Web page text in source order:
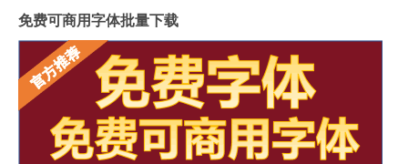
免费可商用字体批量下载